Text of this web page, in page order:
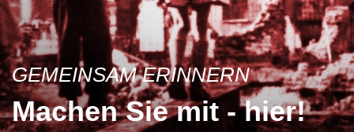
GEMEINSAM ERINNERN
Machen Sie mit - hier!